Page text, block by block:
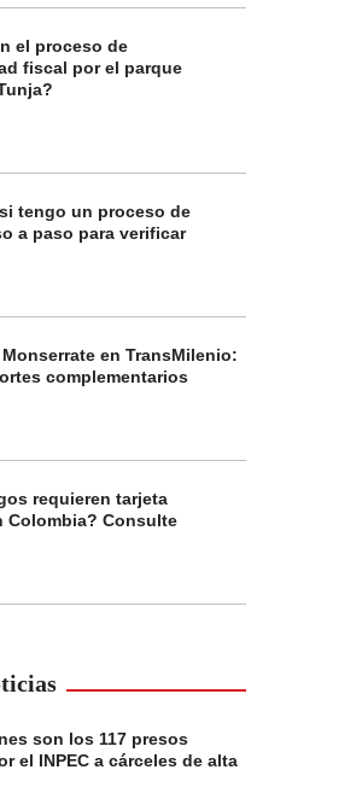
el proceso de
fiscal por el parque
tengo un proceso de
a paso para verificar
en TransMilenio:
complementarios
requieren tarjeta
Colombia? Consulte
son los 117 presos
el INPEC a cárceles de alta